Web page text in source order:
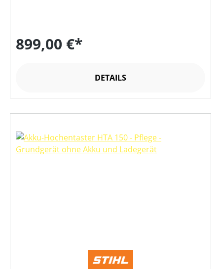
899,00 €*
DETAILS